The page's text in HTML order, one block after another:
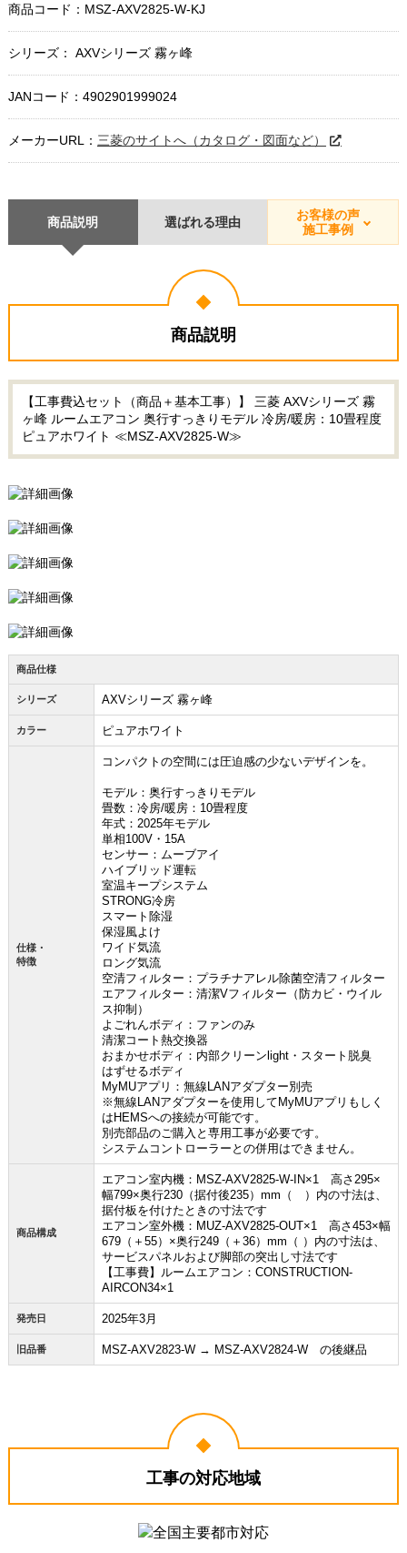
商品コード： MSZ-AXV2825-W-KJ
シリーズ： AXVシリーズ 霧ヶ峰
JANコード：4902901999024
メーカーURL： 三菱のサイトへ（カタログ・図面など）
商品説明 選ばれる理由
お客様の声
施工事例
商品説明
【工事費込セット（商品＋基本工事）】 三菱 AXVシリーズ 霧
ヶ峰 ルームエアコン 奥行すっきりモデル 冷房/暖房：10畳程度
ピュアホワイト ≪MSZ-AXV2825-W≫
商品仕様
シリーズ AXVシリーズ 霧ヶ峰
カラー ピュアホワイト
仕様・
特徴
コンパクトの空間には圧迫感の少ないデザインを。
モデル：奥行すっきりモデル
畳数：冷房/暖房：10畳程度
年式：2025年モデル
単相100V・15A
センサー：ムーブアイ
ハイブリッド運転
室温キープシステム
STRONG冷房
スマート除湿
保湿風よけ
ワイド気流
ロング気流
空清フィルター：プラチナアレル除菌空清フィルター
エアフィルター：清潔Vフィルター（防カビ・ウイル
ス抑制）
よごれんボディ：ファンのみ
清潔コート熱交換器
おまかせボディ：内部クリーンlight・スタート脱臭
はずせるボディ
MyMUアプリ：無線LANアダプター別売
※無線LANアダプターを使用してMyMUアプリもしく
はHEMSへの接続が可能です。
別売部品のご購入と専用工事が必要です。
システムコントローラーとの併用はできません。
商品構成
エアコン室内機：MSZ-AXV2825-W-IN×1 高さ295×
幅799×奥行230（据付後235）mm（ ）内の寸法は、
据付板を付けたときの寸法です
エアコン室外機：MUZ-AXV2825-OUT×1 高さ453×幅
679（＋55）×奥行249（＋36）mm（ ）内の寸法は、
サービスパネルおよび脚部の突出し寸法です
【工事費】ルームエアコン：CONSTRUCTION-
AIRCON34×1
発売日 2025年3月
旧品番 MSZ-AXV2823-W → MSZ-AXV2824-W の後継品
工事の対応地域